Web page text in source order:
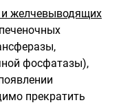
и желчевыводящих
фосфатазы),
прекратить